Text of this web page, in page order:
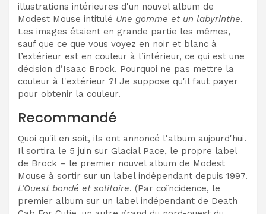
illustrations intérieures d'un nouvel album de
Modest Mouse intitulé Une gomme et un labyrinthe.
Les images étaient en grande partie les mêmes,
sauf que ce que vous voyez en noir et blanc à
l’extérieur est en couleur à l’intérieur, ce qui est une
décision d’Isaac Brock. Pourquoi ne pas mettre la
couleur à l'extérieur ?! Je suppose qu'il faut payer
pour obtenir la couleur.
Recommandé
Quoi qu'il en soit, ils ont annoncé l'album aujourd'hui.
Il sortira le 5 juin sur Glacial Pace, le propre label
de Brock – le premier nouvel album de Modest
Mouse à sortir sur un label indépendant depuis 1997.
L'Ouest bondé et solitaire. (Par coïncidence, le
premier album sur un label indépendant de Death